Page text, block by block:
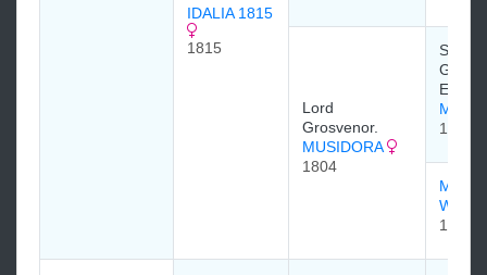
IDALIA 1815
1815
Lord
Grosvenor.
MUSIDORA
1804
Sir
Earl
1783
MAID
1786